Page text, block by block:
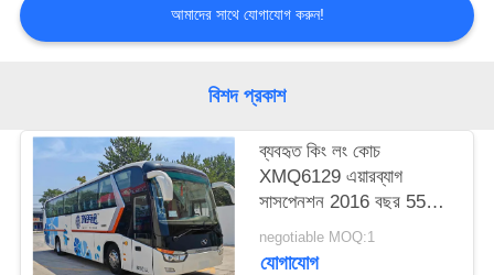
সাইট
ম্যাপ
গোপনীয়তা
আমাদের সাথে যোগাযোগ করুন!
বিশদ প্রকাশ
ব্যবহৃত কিং লং কোচ
XMQ6129 এয়ারব্যাগ
সাসপেনশন 2016 বছর 55
আসন 2 যাত্রীর দরজা
LHD/RHD লাগেজ
negotiable MOQ:1
যোগাযোগ